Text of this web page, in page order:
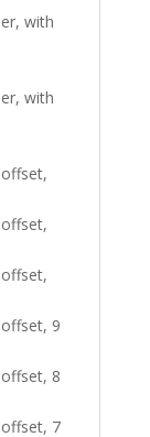
with
with
9
8
7